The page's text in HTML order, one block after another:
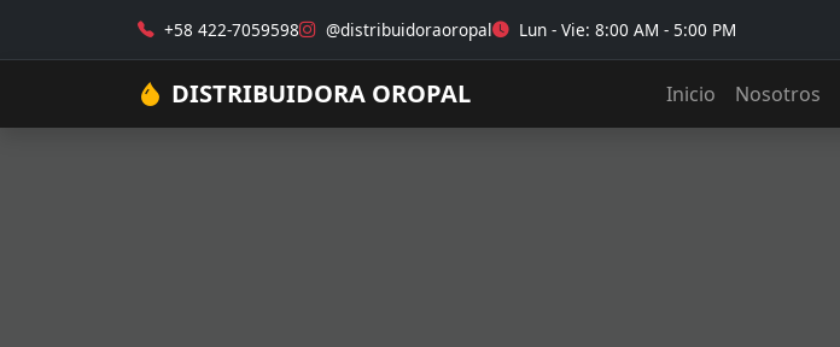
+58 422-7059598 @distribuidoraoropal Lun - Vie: 8:00 AM - 5:00 PM
DISTRIBUIDORA OROPAL Inicio Nosotros